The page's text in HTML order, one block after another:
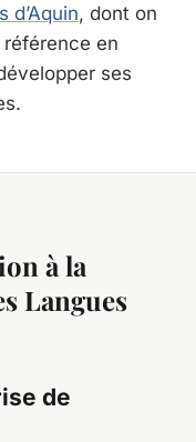
d’Aquin, dont on
en
ses
à la
Langues
de